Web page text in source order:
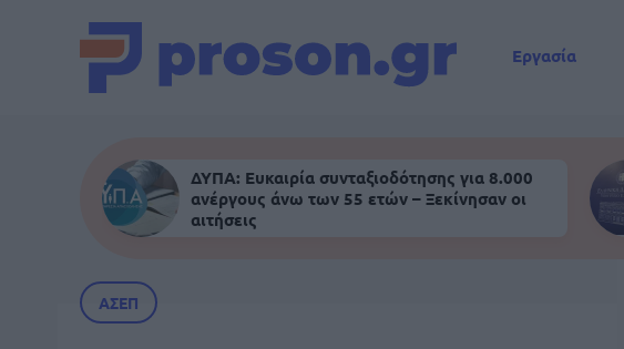
Εργασία
ΔΥΠΑ: Ευκαιρία συνταξιοδότησης για 8.000
ανέργους άνω των 55 ετών – Ξεκίνησαν οι
αιτήσεις
ΑΣΕΠ